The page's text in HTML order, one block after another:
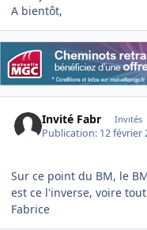
A bientôt,
Invité Fabr Invités
Publication: 12 février
Sur ce point du BM, le
est ce l'inverse, voire
Fabrice